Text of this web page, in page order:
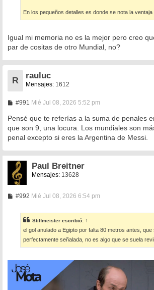
En los pequeños detalles es donde se nota la ventaja
Igual mi memoria no es la mejor pero creo
par de cositas de otro Mundial, no?
R
rauluc
Mensajes: 1612
#991 M
n
a
j
Mié Jul 08, 2026 5:52 pm
Pensé que te referías a la suma de penales
que son 9, una locura. Los mundiales son
penal excepto si eres la Argentina de Messi.
Paul Breitner
Mensajes:13628
#992M
s
a
j
e
Mié Jul 08, 2026 6:54 pm
Stiffmeister escribió: ↑
el gol anulado a Egipto por falta 80 metros antes, que
perfectamente señalada, no es algo que se suela